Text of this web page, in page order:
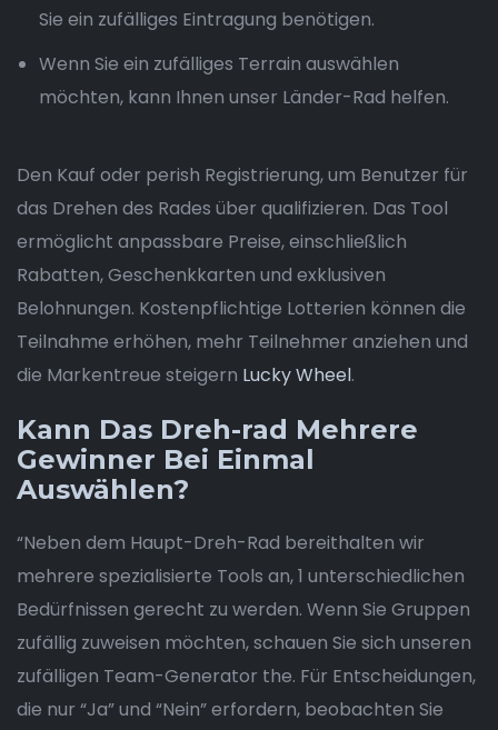
Sie ein zufälliges Eintragung benötigen.
Wenn Sie ein zufälliges Terrain auswählen
möchten, kann Ihnen unser Länder-Rad helfen.
Den Kauf oder perish Registrierung, um Benutzer für
das Drehen des Rades über qualifizieren. Das Tool
ermöglicht anpassbare Preise, einschließlich
Rabatten, Geschenkkarten und exklusiven
Belohnungen. Kostenpflichtige Lotterien können die
Teilnahme erhöhen, mehr Teilnehmer anziehen und
die Markentreue steigern Lucky Wheel.
Kann Das Dreh-rad Mehrere
Gewinner Bei Einmal
Auswählen?
“Neben dem Haupt-Dreh-Rad bereithalten wir
mehrere spezialisierte Tools an, 1 unterschiedlichen
Bedürfnissen gerecht zu werden. Wenn Sie Gruppen
zufällig zuweisen möchten, schauen Sie sich unseren
zufälligen Team-Generator the. Für Entscheidungen,
die nur “Ja” und “Nein” erfordern, beobachten Sie